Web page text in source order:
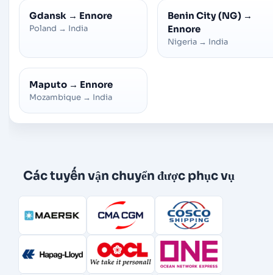
Gdansk → Ennore
Poland → India
Benin City (NG) →
Ennore
Nigeria → India
Maputo → Ennore
Mozambique → India
Các tuyến vận chuyển được phục vụ